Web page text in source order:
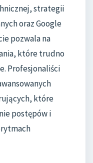
strategii
oraz Google
pozwala na
które trudno
Profesjonaliści
które
postępów i